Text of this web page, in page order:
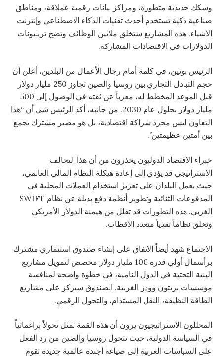
وسكك حديدية متطورة، ومراكز بيانات رقمية عملاقة، ومناطق
صناعية ذكية تستخدم أحدث تقنيات الذكاء الاصطناعي وإنترنت
الأشياء. هذه المشاريع ستخلق ملايين الوظائف وتضخ تريليونات
الدولارات في الاقتصادات المشاركة.
الرئيس بوتين، في كلمة أمام رجال الأعمال من البلدين، أعلن أن
حجم التبادل التجاري بين روسيا والصين تجاوز 250 مليار دولار
قبل الموعد المخطط له، معرباً عن ثقته في الوصول إلى 500
مليار دولار بحلول عام 2030. من جانبه، أكد الرئيس شي أن “هذا
التعاون ليس مجرد شراكة اقتصادية، بل هو مصير مشترك يجمع
بين أمتين عظيمتين”.
خبراء الاقتصاد الدوليون يحذرون من أن هذا التحالف
الاستراتيجي قد يؤدي إلى إعادة هيكلة النظام المالي العالمي،
حيث يعمل البلدان على تعزيز استخدام العملات المحلية في
المدفوعات الثنائية وتطوير أنظمة دفع بديلة عن نظام SWIFT
الغربي. هذه التطورات قد تقلل من هيمنة الدولار الأمريكي
وتخلق نظاماً نقدياً متعدد الأقطاب.
الاجتماع شهد أيضاً الاتفاق على إنشاء صندوق استثماري مشترك
برأسمال أولي قدره 100 مليار دولار مخصص لتمويل مشاريع
البنية التحتية في الدول النامية، في خطوة واضحة لمنافسة
مؤسسات بريتون وودز الغربية. الصندوق سيركز على مشاريع
الطاقة النظيفة، النقل المستدام، والتحول الرقمي.
المحللون الاستراتيجيون يرون أن هذه القمة تمثل تحولاً براغماتياً
في السياسة الدولية، حيث تتحول روسيا والصين من رد الفعل
على السياسات الغربية إلى صياغة أجندة عالمية جديدة تقوم